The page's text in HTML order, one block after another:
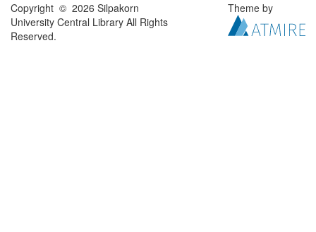
Copyright © 2026 Silpakorn
University Central Library All Rights
Reserved.
Theme by